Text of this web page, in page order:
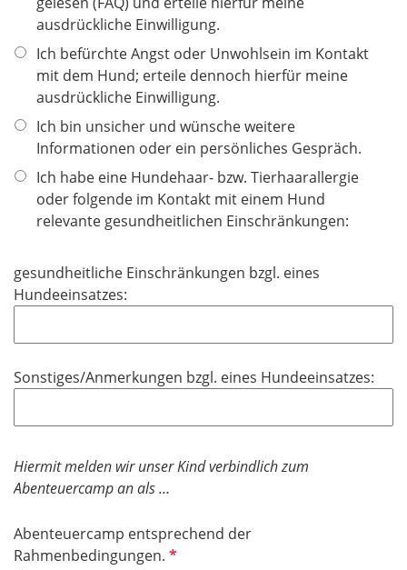
e
l
ausdrückliche Einwilligung.
Ich befürchte Angst oder Unwohlsein im Kontakt
mit dem Hund; erteile dennoch hierfür meine
ausdrückliche Einwilligung.
Ich bin unsicher und wünsche weitere
Informationen oder ein persönliches Gespräch.
Ich habe eine Hundehaar- bzw. Tierhaarallergie
oder folgende im Kontakt mit einem Hund
relevante gesundheitlichen Einschränkungen:
gesundheitliche Einschränkungen bzgl. eines
Hundeeinsatzes:
Sonstiges/Anmerkungen bzgl. eines Hundeeinsatzes:
Hiermit melden wir unser Kind verbindlich zum
Abenteuercamp an als …
Abenteuercamp entsprechend der
Rahmenbedingungen. P